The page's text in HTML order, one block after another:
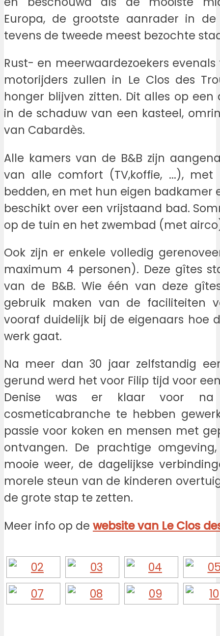
Europa, de grootste aanrader in de
tevens de tweede meest bezochte
Rust- en meerwaardezoekers
motorijders zullen in Le Clos des
honger blijven zitten. Dit alles op een
in de schaduw van een kasteel,
van Cabardès.
Alle kamers van de B&B zijn
van alle comfort (TV,koffie, ...), met
bedden, en met hun eigen badkamer
beschikt over een vrijstaand bad.
op de tuin en het zwembad (met
Ook zijn er enkele volledig
maximum 4 personen). Deze gîtes
van de B&B. Wie één van deze
gebruik maken van de faciliteiten
vooraf duidelijk bij de eigenaars hoe
werk gaat.
Na meer dan 30 jaar zelfstandig
gerund werd het voor Filip tijd voor
Denise was er klaar voor
cosmeticabranche te hebben
passie voor koken en mensen met
ontvangen. De prachtige
mooie weer, de dagelijkse
morele steun van de kinderen
de grote stap te zetten.
Meer info op de website van Le Clos